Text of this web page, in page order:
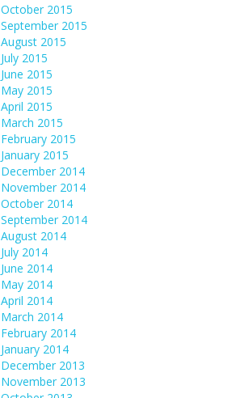
October 2015
September 2015
August 2015
July 2015
June 2015
May 2015
April 2015
March 2015
February 2015
January 2015
December 2014
November 2014
October 2014
September 2014
August 2014
July 2014
June 2014
May 2014
April 2014
March 2014
February 2014
January 2014
December 2013
November 2013